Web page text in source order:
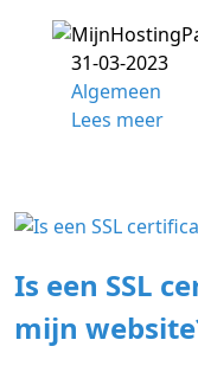
31-03-2023
Algemeen
Lees meer
Is een SSL
mijn